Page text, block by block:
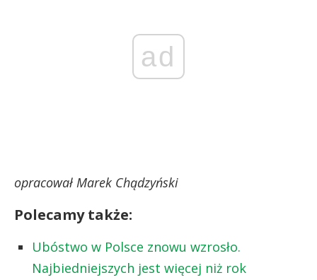
ad
opracował Marek Chądzyński
Polecamy także:
Ubóstwo w Polsce znowu wzrosło.
Najbiedniejszych jest więcej niż rok